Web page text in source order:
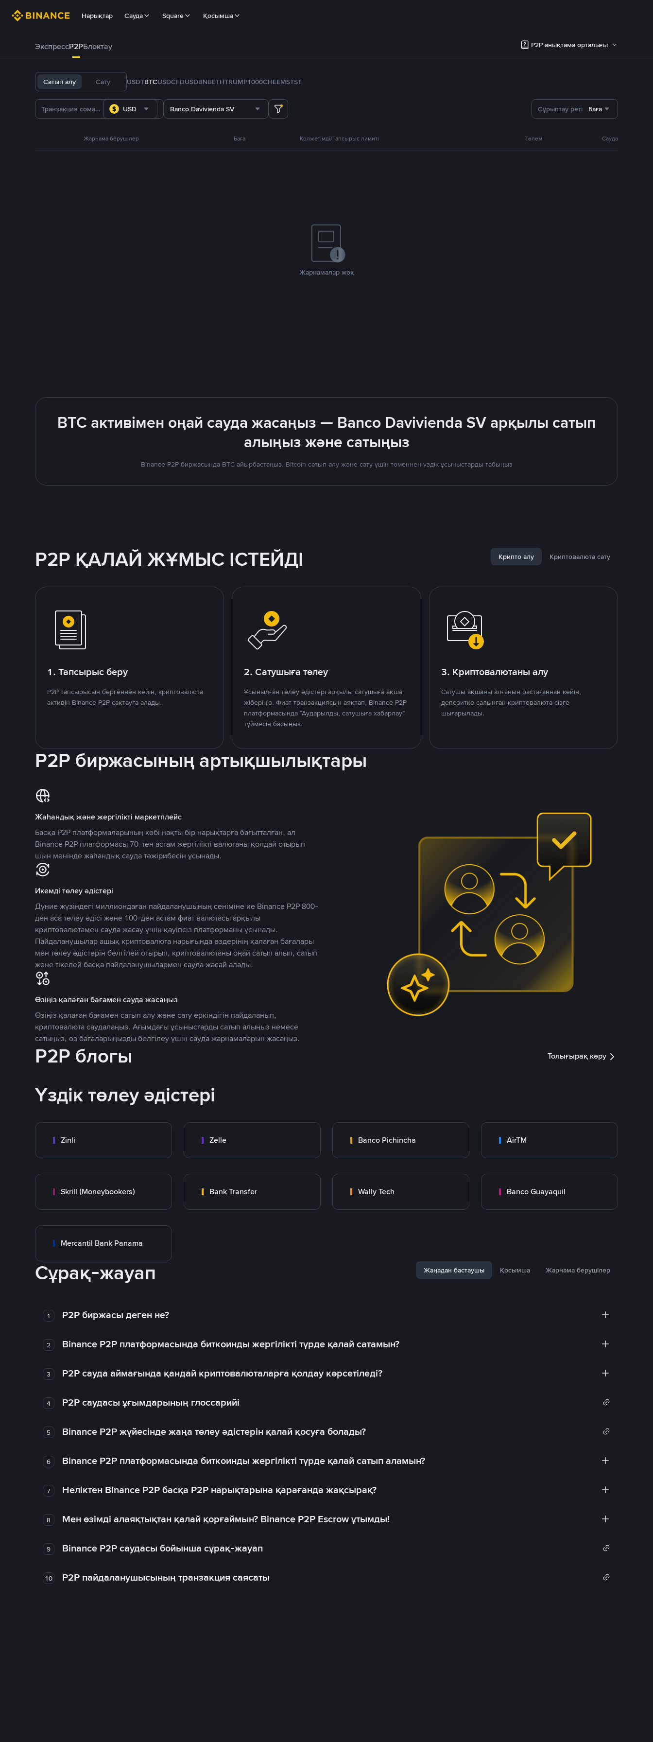
Нарықтар Сауда Square Қосымша
ЭкспрессP2PБлоктау P2P анықтама орталығы
Сатып алу Сату USDTBTCUSDCFDUSDBNBETHTRUMP1000CHEEMSTST
USD Banco Davivienda SV Сұрыптау реті Баға
Жарнама берушілер Баға Қолжетімді/Тапсырыс лимиті Төлем Сауда
Жарнамалар жоқ
BTC активімен оңай сауда жасаңыз — Banco Davivienda SV арқылы сатып
алыңыз және сатыңыз
Binance P2P биржасында BTC айырбастаңыз. Bitcoin сатып алу және сату үшін төменнен үздік ұсыныстарды табыңыз
P2P ҚАЛАЙ ЖҰМЫС ІСТЕЙДІ Крипто алу Криптовалюта сату
1. Тапсырыс беру
P2P тапсырысын бергеннен кейін, криптовалюта
активін Binance P2P сақтауға алады.
2. Сатушыға төлеу
Ұсынылған төлеу әдістері арқылы сатушыға ақша
жіберіңіз. Фиат транзакциясын аяқтап, Binance P2P
платформасында “Аударылды, сатушыға хабарлау”
түймесін басыңыз.
3. Криптовалютаны алу
Сатушы ақшаны алғанын растағаннан кейін,
депозитке салынған криптовалюта сізге
шығарылады.
P2P биржасының артықшылықтары
Жаһандық және жергілікті маркетплейс
Басқа P2P платформаларының көбі нақты бір нарықтарға бағытталған, ал
Binance P2P платформасы 70-тен астам жергілікті валютаны қолдай отырып
шын мәнінде жаһандық сауда тәжірибесін ұсынады.
Икемді төлеу әдістері
Дүние жүзіндегі миллиондаған пайдаланушының сеніміне ие Binance P2P 800-
ден аса төлеу әдісі және 100-ден астам фиат валютасы арқылы
криптовалютамен сауда жасау үшін қауіпсіз платформаны ұсынады.
Пайдаланушылар ашық криптовалюта нарығында өздерінің қалаған бағалары
мен төлеу әдістерін белгілей отырып, криптовалютаны оңай сатып алып, сатып
және тікелей басқа пайдаланушылармен сауда жасай алады.
Өзіңіз қалаған бағамен сауда жасаңыз
Өзіңіз қалаған бағамен сатып алу және сату еркіндігін пайдаланып,
криптовалюта саудалаңыз. Ағымдағы ұсыныстарды сатып алыңыз немесе
сатыңыз, өз бағаларыңызды белгілеу үшін сауда жарнамаларын жасаңыз.
P2P блогы Толығырақ көру
Үздік төлеу әдістері
Zinli Zelle Banco Pichincha AirTM
Skrill (Moneybookers) Bank Transfer Wally Tech Banco Guayaquil
Mercantil Bank Panama
Сұрақ-жауап Жаңадан бастаушы Қосымша Жарнама берушілер
1 P2P биржасы деген не?
2 Binance P2P платформасында биткоинды жергілікті түрде қалай сатамын?
3 P2P сауда аймағында қандай криптовалюталарға қолдау көрсетіледі?
4 P2P саудасы ұғымдарының глоссарийі
5 Binance P2P жүйесінде жаңа төлеу әдістерін қалай қосуға болады?
6 Binance P2P платформасында биткоинды жергілікті түрде қалай сатып аламын?
7 Неліктен Binance P2P басқа P2P нарықтарына қарағанда жақсырақ?
8 Мен өзімді алаяқтықтан қалай қорғаймын? Binance P2P Escrow ұтымды!
9 Binance P2P саудасы бойынша сұрақ-жауап
10 P2P пайдаланушысының транзакция саясаты